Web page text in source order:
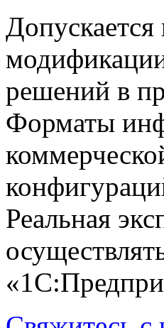
решений в
Форматы
Реальная